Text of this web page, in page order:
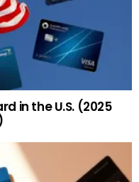
in the U.S. (2025